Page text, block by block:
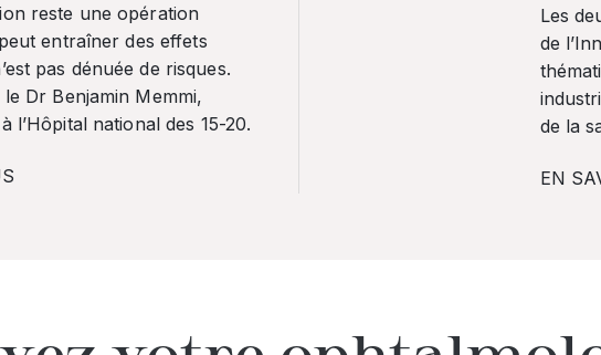
reste une opération
entraîner des effets
pas dénuée de risques.
Dr Benjamin Memmi,
l’Hôpital national des 15-20.
Les
de
de la
EN